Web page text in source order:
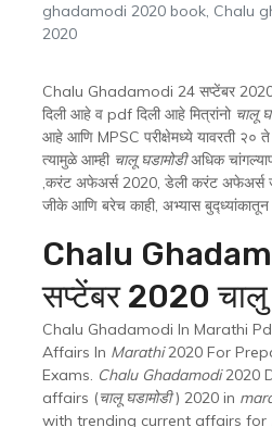
ghadamodi 2020 book, Chalu
2020
Chalu Ghadamodi 24 सप्टेंबर 2020
दिली आहे व pdf दिली आहे मित्रांनो चालू
आहे आणि MPSC परीक्षेमध्ये यावरती २०
त्यामुळे आम्ही चालू घडामोडीअधिक
,करंट अफेअर्स 2020, डेली करंट अफेअर्स
जीके आणि बरेच काही, अभ्यास बुद्ध्यांकातून
Chalu
सप्टेंबर 2020 चालु
Chalu Ghadamodi In Marathi
Affairs In Marathi2020 For
Exams. Chalu Ghadamodi2020
affairs (चालू घडामोडी) 2020 in
with trending current affairs for